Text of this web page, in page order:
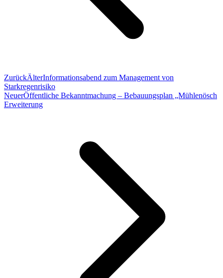
ZurückÄlterInformationsabend zum Management von
Starkregenrisiko
NeuerÖffentliche Bekanntmachung – Bebauungsplan „Mühlenösch
Erweiterung